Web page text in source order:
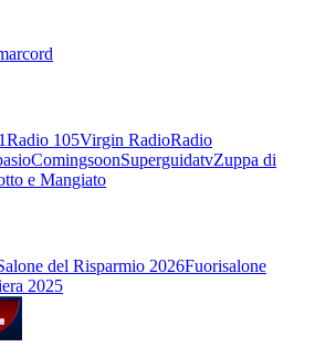
Radio 105Virgin RadioRadio
ComingsoonSuperguidatvZuppa di
e Mangiato
del Risparmio 2026Fuorisalone
2025